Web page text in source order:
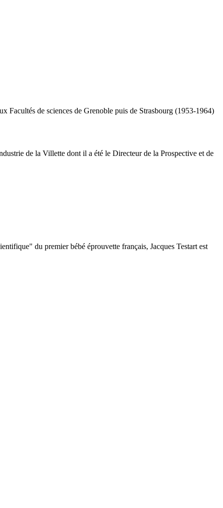
Facultés de sciences de Grenoble puis de Strasbourg (1953-1964)
de la Villette dont il a été le Directeur de la Prospective et de
du premier bébé éprouvette français, Jacques Testart est